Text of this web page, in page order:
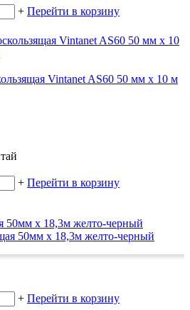
+ Перейти в корзину
Vintanet AS60 50 мм x 10 м
+ Перейти в корзину
50мм х 18,3м желто-черный
+ Перейти в корзину